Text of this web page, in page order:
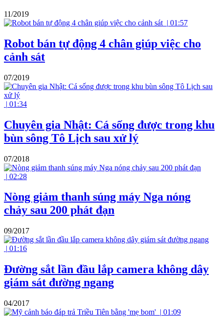
11/2019
| 01:57
Robot bán tự động 4 chân giúp việc cho
cảnh sát
07/2019
| 01:34
Chuyên gia Nhật: Cá sống được trong khu
bùn sông Tô Lịch sau xử lý
07/2018
| 02:28
Nòng giảm thanh súng máy Nga nóng
chảy sau 200 phát đạn
09/2017
| 01:16
Đường sắt lần đầu lắp camera không dây
giám sát đường ngang
04/2017
| 01:09